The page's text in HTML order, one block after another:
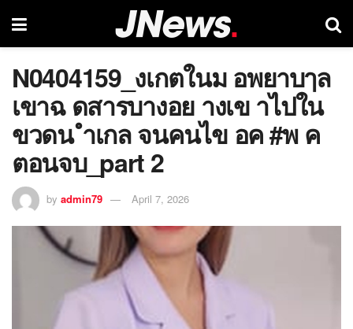
N0404159_งเกตในม อพยาบๅล
เขาฉ ดสารบางอย างเข าไปใน
ขวดน ำเกล จนคนไข อค #พ ค
ตอนจบ_part 2
by admin79 April 7, 2026